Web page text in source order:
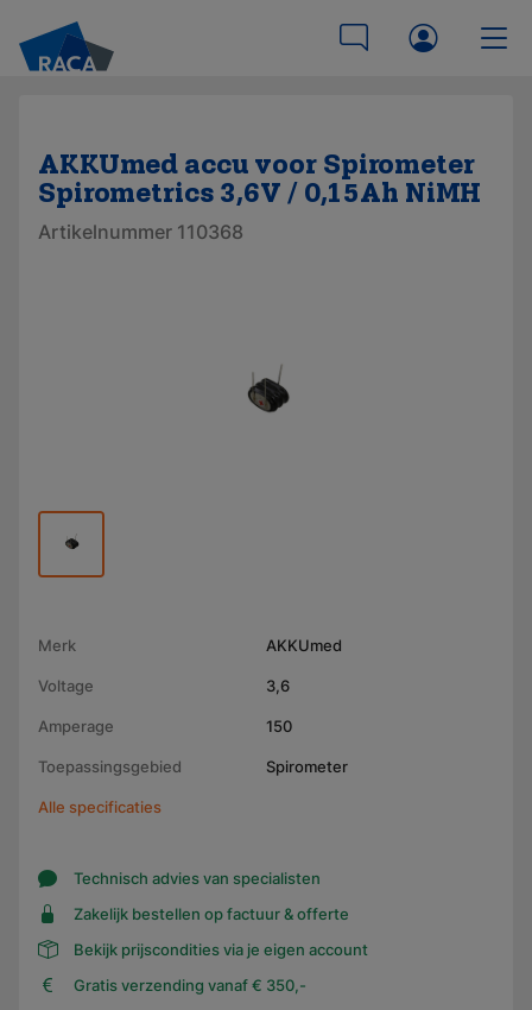
AKKUmed accu voor Spirometer
Spirometrics 3,6V / 0,15Ah NiMH
Artikelnummer 110368
Merk AKKUmed
Voltage 3,6
Amperage 150
Toepassingsgebied Spirometer
Alle specificaties
Technisch advies van specialisten
Zakelijk bestellen op factuur & offerte
Bekijk prijscondities via je eigen account
Gratis verzending vanaf € 350,-